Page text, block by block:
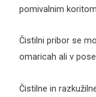
pomivalnim
Čistilni pribor se
omaricah ali v
Čistilne in